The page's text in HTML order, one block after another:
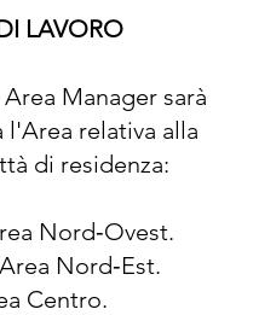
LAVORO
Manager sarà
l'Area relativa alla
di residenza:
Nord‑Ovest.
Nord‑Est.
Centro.